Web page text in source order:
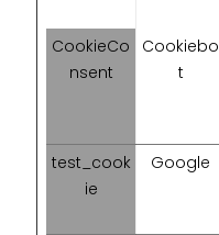
CookieCo
nsent
Cookiebo
t
test_cook
ie
Google